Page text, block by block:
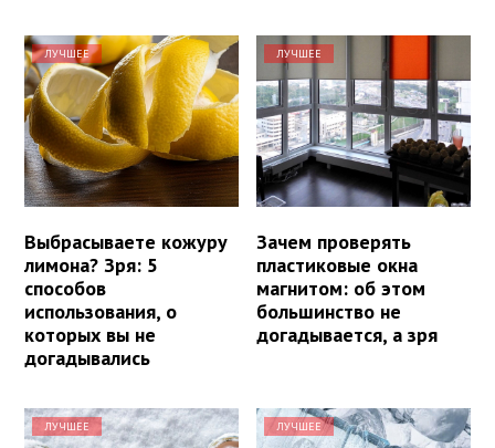
ЛУЧШЕЕ
Выбрасываете кожуру
лимона? Зря: 5
способов
использования, о
которых вы не
догадывались
ЛУЧШЕЕ
Зачем проверять
пластиковые окна
магнитом: об этом
большинство не
догадывается, а зря
ЛУЧШЕЕ ЛУЧШЕЕ